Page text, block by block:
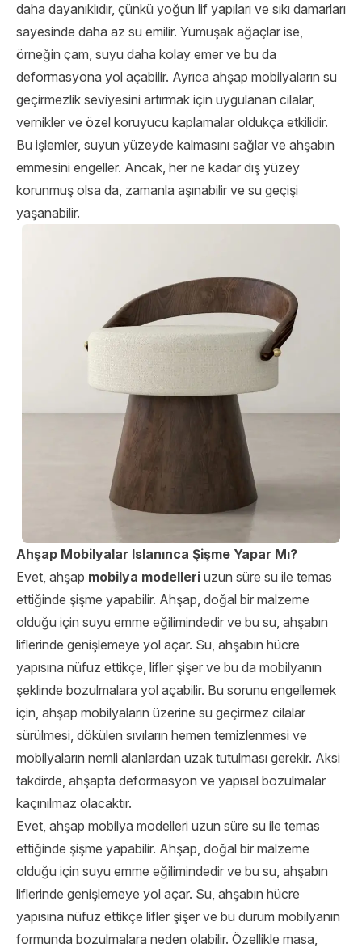
daha dayanıklıdır, çünkü yoğun lif yapıları ve sıkı damarları
sayesinde daha az su emilir. Yumuşak ağaçlar ise,
örneğin çam, suyu daha kolay emer ve bu da
deformasyona yol açabilir. Ayrıca ahşap mobilyaların su
geçirmezlik seviyesini artırmak için uygulanan cilalar,
vernikler ve özel koruyucu kaplamalar oldukça etkilidir.
Bu işlemler, suyun yüzeyde kalmasını sağlar ve ahşabın
emmesini engeller. Ancak, her ne kadar dış yüzey
korunmuş olsa da, zamanla aşınabilir ve su geçişi
yaşanabilir.
Ahşap Mobilyalar Islanınca Şişme Yapar Mı?
Evet, ahşap mobilya modelleri uzun süre su ile temas
ettiğinde şişme yapabilir. Ahşap, doğal bir malzeme
olduğu için suyu emme eğilimindedir ve bu su, ahşabın
liflerinde genişlemeye yol açar. Su, ahşabın hücre
yapısına nüfuz ettikçe, lifler şişer ve bu da mobilyanın
şeklinde bozulmalara yol açabilir. Bu sorunu engellemek
için, ahşap mobilyaların üzerine su geçirmez cilalar
sürülmesi, dökülen sıvıların hemen temizlenmesi ve
mobilyaların nemli alanlardan uzak tutulması gerekir. Aksi
takdirde, ahşapta deformasyon ve yapısal bozulmalar
kaçınılmaz olacaktır.
Evet, ahşap mobilya modelleri uzun süre su ile temas
ettiğinde şişme yapabilir. Ahşap, doğal bir malzeme
olduğu için suyu emme eğilimindedir ve bu su, ahşabın
liflerinde genişlemeye yol açar. Su, ahşabın hücre
yapısına nüfuz ettikçe lifler şişer ve bu durum mobilyanın
formunda bozulmalara neden olabilir. Özellikle masa,